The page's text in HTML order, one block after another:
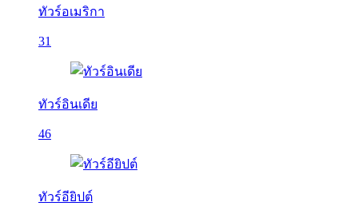
ทัวร์อเมริกา
31
ทัวร์อินเดีย
46
ทัวร์อียิปต์